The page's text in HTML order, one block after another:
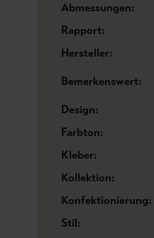
Abmessungen:
Rapport:
Hersteller:
Bemerkenswert:
Design:
Farbton:
Kleber:
Kollektion:
Konfektionierung:
Stil: